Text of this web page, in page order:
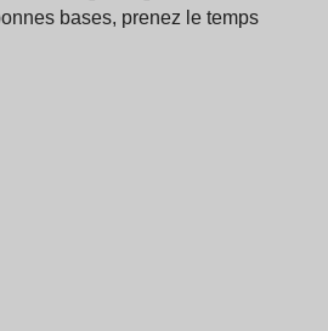
bases, prenez le temps